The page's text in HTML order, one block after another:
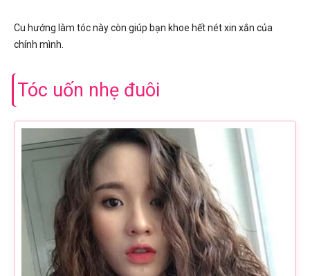
Cu hướng làm tóc này còn giúp bạn khoe hết nét xin xắn của
chính mình.
Tóc uốn nhẹ đuôi